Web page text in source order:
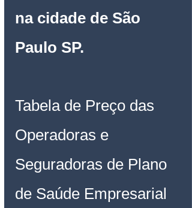
na cidade de São
Paulo SP.
Tabela de Preço das
Operadoras e
Seguradoras de Plano
de Saúde Empresarial